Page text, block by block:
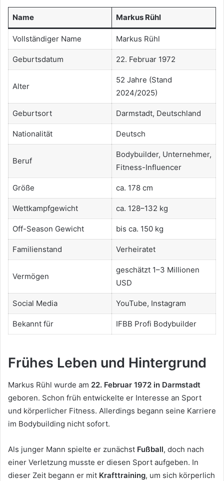
Name Markus Rühl
Vollständiger Name Markus Rühl
Geburtsdatum 22. Februar 1972
Alter
52 Jahre (Stand
2024/2025)
Geburtsort Darmstadt, Deutschland
Nationalität Deutsch
Beruf
Bodybuilder, Unternehmer,
Fitness-Influencer
Größe ca. 178 cm
Wettkampfgewicht ca. 128–132 kg
Off-Season Gewicht bis ca. 150 kg
Familienstand Verheiratet
Vermögen
geschätzt 1–3 Millionen
USD
Social Media YouTube, Instagram
Bekannt für IFBB Profi Bodybuilder
Frühes Leben und Hintergrund
Markus Rühl wurde am 22. Februar 1972 in Darmstadt
geboren. Schon früh entwickelte er Interesse an Sport
und körperlicher Fitness. Allerdings begann seine Karriere
im Bodybuilding nicht sofort.
Als junger Mann spielte er zunächst Fußball, doch nach
einer Verletzung musste er diesen Sport aufgeben. In
dieser Zeit begann er mit Krafttraining, um sich körperlich